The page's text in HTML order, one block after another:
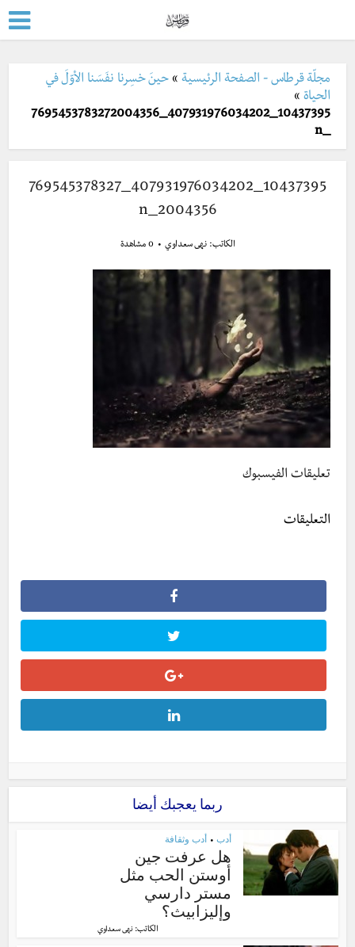
مجلّة قرطاس - الصفحة الرئيسية »حينَ خسِرنا نفَسَنا الأوّلَ في
الحياة »
10437395_407931976034202_7695453783272004356
_n
10437395_407931976034202_769545378327
2004356_n
الكاتب:نهى سعداوي 0 مشاهدة
تعليقات الفيسبوك
التعليقات
ربما يعجبك أيضا
أدب • أدب وثقافة
هل عرفت جين
أوستن الحب مثل
مستر دارسي
وإليزابيث؟
الكاتب: نهى سعداوي